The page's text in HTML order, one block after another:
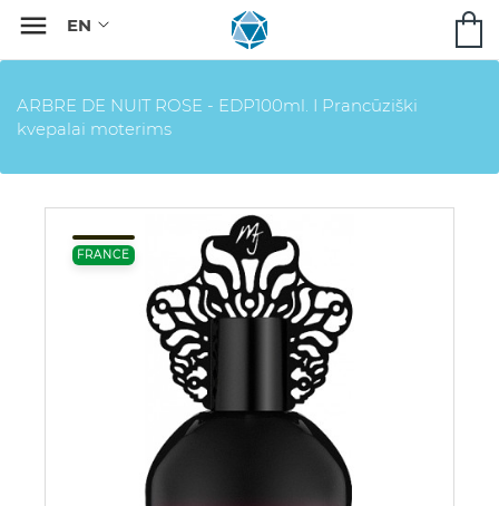

ARBRE DE NUIT ROSE - EDP100ml. I Prancūziški
kvepalai moterims
FRANCE